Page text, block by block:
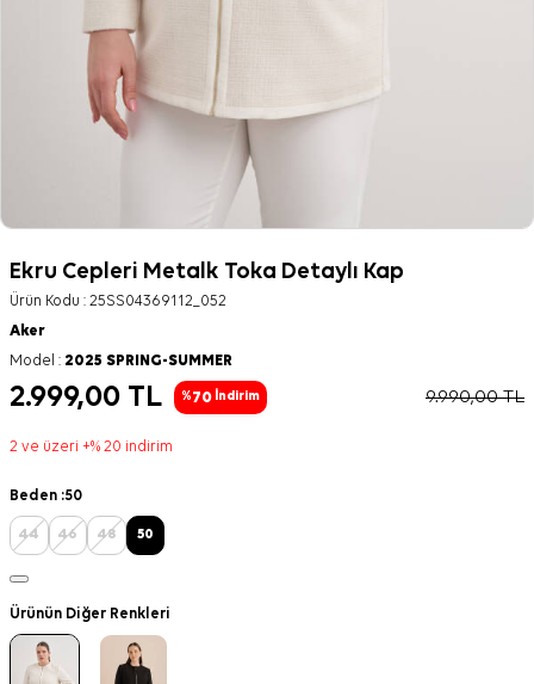
Ekru Cepleri Metalk Toka Detaylı Kap
Ürün Kodu : 25SS04369112_052
Aker
Model : 2025 SPRING-SUMMER
2.999,00 TL %70 İndirim 9.990,00TL
2 ve üzeri +% 20 indirim
Beden :50
44 46 48 50
Ürünün Diğer Renkleri